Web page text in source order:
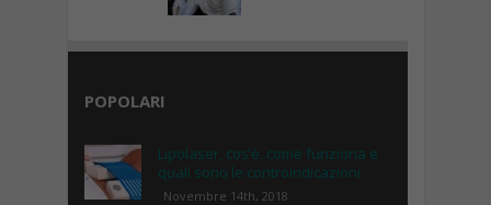
POPOLARI
Lipolaser, cos’è, come funziona e
quali sono le controindicazioni
Novembre 14th, 2018